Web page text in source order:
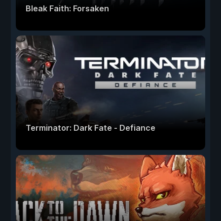
Bleak Faith: Forsaken
Terminator: Dark Fate - Defiance